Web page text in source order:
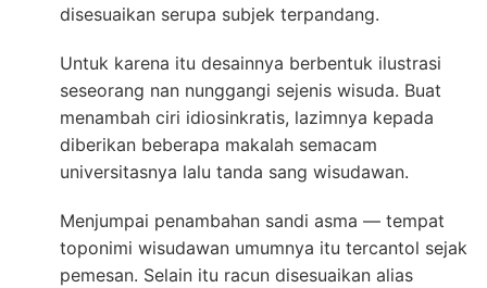
disesuaikan serupa subjek terpandang.
Untuk karena itu desainnya berbentuk ilustrasi
seseorang nan nunggangi sejenis wisuda. Buat
menambah ciri idiosinkratis, lazimnya kepada
diberikan beberapa makalah semacam
universitasnya lalu tanda sang wisudawan.
Menjumpai penambahan sandi asma — tempat
toponimi wisudawan umumnya itu tercantol sejak
pemesan. Selain itu racun disesuaikan alias